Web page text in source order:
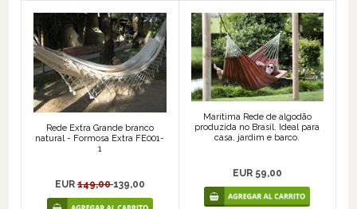
Rede Extra Grande branco
natural - Formosa Extra FE001-
1
EUR149,00139,00
Marítima Rede de algodão
produzida no Brasil. Ideal para
casa, jardim e barco.
EUR 59,00